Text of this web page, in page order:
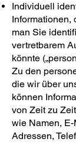
Individuell
Informationen,
man Sie
vertretbarem
könnte
Zu den
die wir über
können
von Zeit zu
wie Namen,
Adressen,